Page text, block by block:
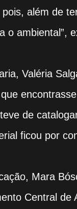
além de
o ambiental”,
Valéria
de
ficou por
Mara
Central de